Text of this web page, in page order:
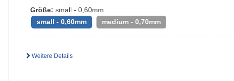
Größe: small - 0,60mm
small - 0,60mm medium - 0,70mm
Weitere Details